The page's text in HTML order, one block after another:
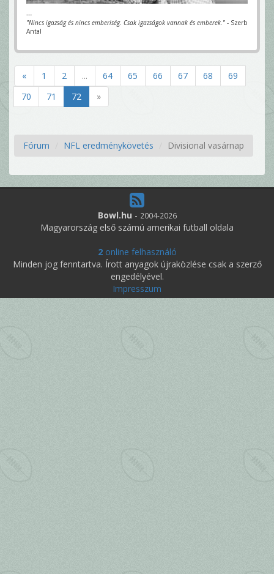
---
"Nincs igazság és nincs emberiség. Csak igazságok vannak és emberek." - Szerb
Antal
« 1 2 ... 64 65 66 67 68
69
70
71 72 »
Fórum NFL eredménykövetés Divisional vasárnap
Bowl.hu - 2004-2026
Magyarország első számú amerikai futball oldala
2online felhasználó
Minden jog fenntartva. Írott anyagok újraközlése csak a szerző
engedélyével.
Impresszum